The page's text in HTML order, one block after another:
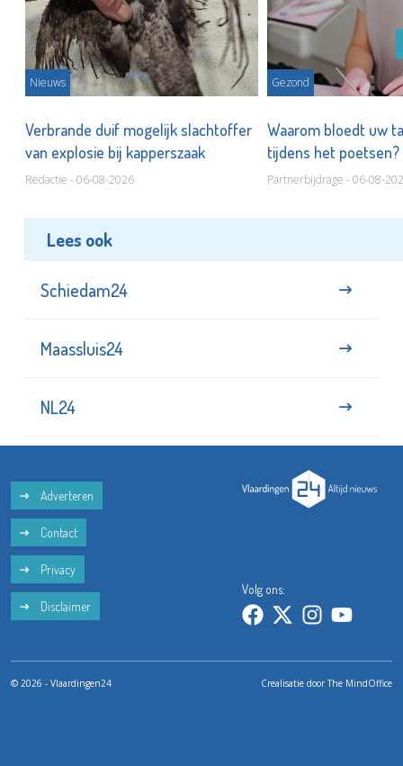
Nieuws
Verbrande duif mogelijk slachtoffer
van explosie bij kapperszaak
Redactie - 06-08-2026
Gezond
Waarom bloedt uw
tijdens het poetsen?
Partnerbijdrage - 06-08-
Lees ook
Schiedam24
Maassluis24
NL24
Adverteren
Contact
Privacy
Disclaimer
Volg ons:
© 2026 - Vlaardingen24 Crealisatie doorThe MindOffice